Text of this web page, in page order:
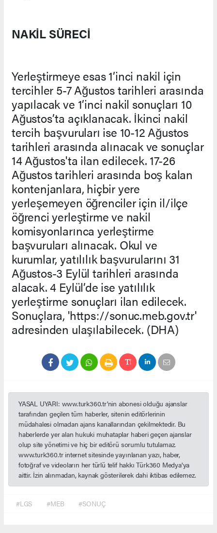
NAKİL SÜRECİ
Yerleştirmeye esas 1’inci nakil için
tercihler 5-7 Ağustos tarihleri arasında
yapılacak ve 1’inci nakil sonuçları 10
Ağustos’ta açıklanacak. İkinci nakil
tercih başvuruları ise 10-12 Ağustos
tarihleri arasında alınacak ve sonuçlar
14 Ağustos'ta ilan edilecek. 17-26
Ağustos tarihleri arasında boş kalan
kontenjanlara, hiçbir yere
yerleşemeyen öğrenciler için il/ilçe
öğrenci yerleştirme ve nakil
komisyonlarınca yerleştirme
başvuruları alınacak. Okul ve
kurumlar, yatılılık başvurularını 31
Ağustos-3 Eylül tarihleri arasında
alacak. 4 Eylül’de ise yatılılık
yerleştirme sonuçları ilan edilecek.
Sonuçlara, 'https://sonuc.meb.gov.tr'
adresinden ulaşılabilecek. (DHA)
YASAL UYARI: www.turk360.tr'nin abonesi olduğu ajanslar
tarafından geçilen tüm haberler, sitenin editörlerinin
müdahalesi olmadan ajans kanallarından çekilmektedir. Bu
haberlerde yer alan hukuki muhataplar haberi geçen ajanslar
olup site yönetimi ve hiç bir editörü sorumlu tutulamaz.
www.turk360.tr internet sitesinde yayınlanan yazı, haber,
fotoğraf ve videoların her türlü telif hakkı Türk360 Medya'ya
aittir. İzin alınmadan, kaynak gösterilerek dahi iktibas edilemez.
#LGS #MEB #SONUÇ